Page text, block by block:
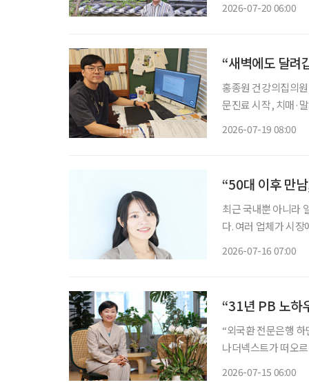
2026-07-20 06:00
“새벽에도 달려
홍종원 건강의집의
문진료 시작, 치매·말기암 등
2026-07-19 08:00
“50대 이후 만
최근 국내뿐 아니라
다. 여러 업체가 시
2026-07-16 07:00
“31년 PB 노하
“외국환 전문은행 하
나더넥스트가 떠오르는 것이 바람입니다.”
2026-07-15 06:00